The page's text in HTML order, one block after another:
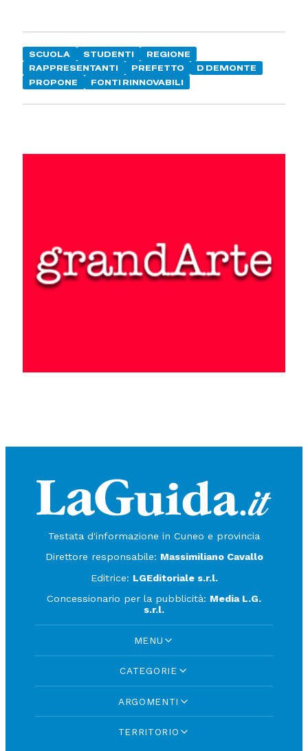
SCUOLA STUDENTI
REGIONE
RAPPRESENTANTI
PREFETTO
D DEMONTE
PROPONE
FONTI RINNOVABILI
Testata d'informazione in Cuneo e provincia
Direttore responsabile: Massimiliano Cavallo
Editrice: LGEditoriale s.r.l.
Concessionario per la pubblicità: Media L.G.
s.r.l.
MENU
CATEGORIE
ARGOMENTI
TERRITORIO